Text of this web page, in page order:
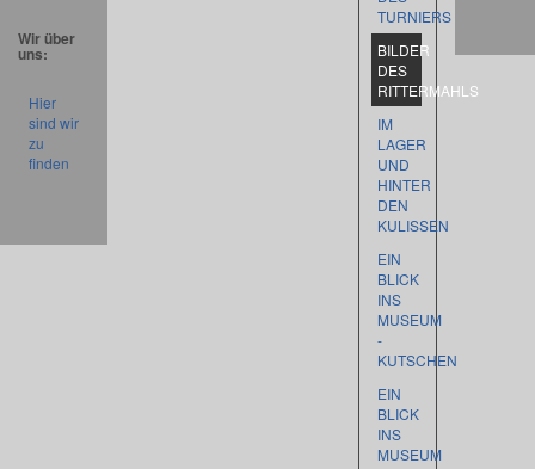
TURNIERS
BILDER
DES
RITTERMAHLS
IM
LAGER
UND
HINTER
DEN
KULISSEN
EIN
BLICK
INS
MUSEUM
-
KUTSCHEN
EIN
BLICK
INS
MUSEUM
Wir über
uns:
Hier
sind wir
zu
finden